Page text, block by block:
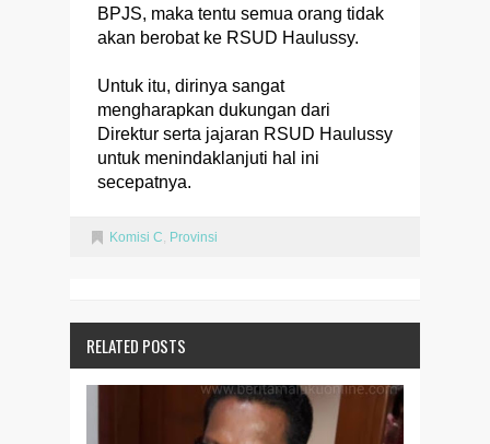
BPJS, maka tentu semua orang tidak
akan berobat ke RSUD Haulussy.
Untuk itu, dirinya sangat
mengharapkan dukungan dari
Direktur serta jajaran RSUD Haulussy
untuk menindaklanjuti hal ini
secepatnya.
Komisi C, Provinsi
RELATED POSTS